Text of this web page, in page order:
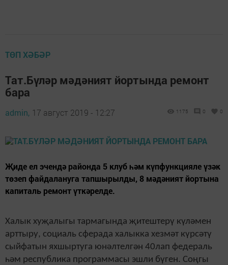
ТӨП ХӘБӘР
Тат.Бүләр мәдәният йортында ремонт
бара
admin, 17 август 2019 - 12:27 1175 0 0
Җиде ел эчендә районда 5 клуб һәм күпфункцияле үзәк
төзеп файдалануга тапшырылды, 8 мәдәният йортына
капиталь ремонт үткәрелде.
Халык хуҗалыгы тармагында җитештерү күләмен
арттыру, социаль сферада халыкка хезмәт күрсәтү
сыйфатын яхшыртуга юнәлтелгән 40лап федераль
һәм республика программасы эшли бүген. Соңгы